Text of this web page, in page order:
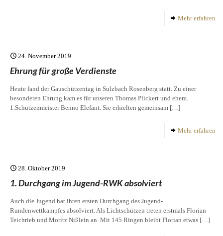
Mehr erfahren
24. November 2019
Ehrung für große Verdienste
Heute fand der Gauschützentag in Sulzbach Rosenberg statt. Zu einer
besonderen Ehrung kam es für unseren Thomas Plickert und ehem.
1.Schützenmeister Benno Elefant. Sie erhielten gemeinsam […]
Mehr erfahren
28. Oktober 2019
1. Durchgang im Jugend-RWK absolviert
Auch die Jugend hat ihren ersten Durchgang des Jugend-
Rundenwettkampfes absolviert. Als Lichtschützen treten erstmals Florian
Teichrieb und Moritz Nißlein an. Mit 145 Ringen bleibt Florian etwas […]